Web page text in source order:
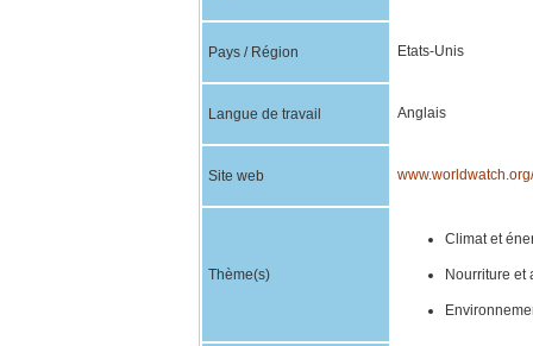
Pays / Région Etats-Unis
Langue de travail Anglais
Site web www.worldwatch.org/
Thème(s)
Climat et
Nourriture et